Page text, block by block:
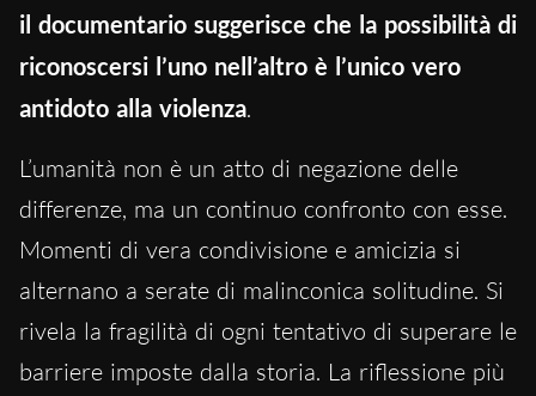
il documentario suggerisce che la possibilità di
riconoscersi l’uno nell’altro è l’unico vero
antidoto alla violenza.
L’umanità non è un atto di negazione delle
differenze, ma un continuo confronto con esse.
Momenti di vera condivisione e amicizia si
alternano a serate di malinconica solitudine. Si
rivela la fragilità di ogni tentativo di superare le
barriere imposte dalla storia. La riflessione più